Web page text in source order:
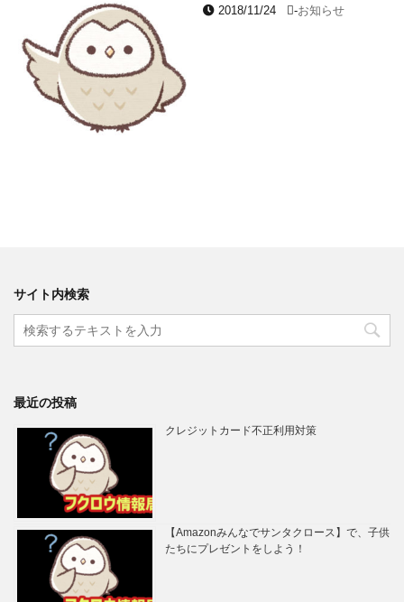
2018/11/24 -お知らせ
サイト内検索
最近の投稿
クレジットカード不正利用対策
【Amazonみんなでサンタクロース】で、子供
たちにプレゼントをしよう！